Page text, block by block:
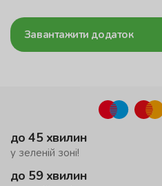
Завантажити додаток
до 45 хвилин
у зеленій зоні!
до 59 хвилин